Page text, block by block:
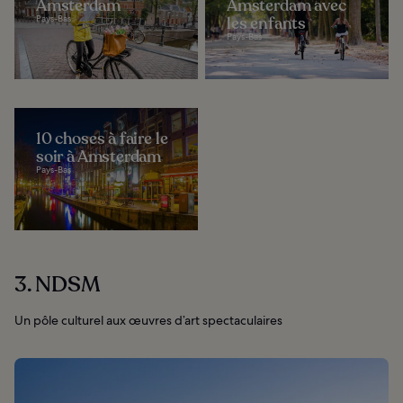
Amsterdam
Pays-Bas
Amsterdam avec
les enfants
Pays-Bas
10 choses à faire le
soir à Amsterdam
Pays-Bas
3. NDSM
Un pôle culturel aux œuvres d’art spectaculaires